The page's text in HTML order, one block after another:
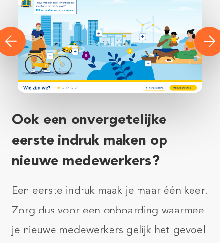
Ook een onvergetelijke
eerste indruk maken op
nieuwe medewerkers?
Een eerste indruk maak je maar één keer.
Zorg dus voor een onboarding waarmee
je nieuwe medewerkers gelijk het gevoel